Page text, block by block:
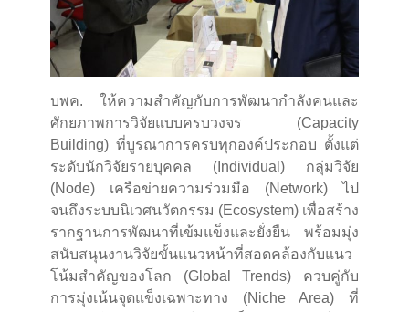
บพค. ให้ความสำคัญกับการพัฒนากำลังคนและ
ศักยภาพการวิจัยแบบครบวงจร (Capacity
Building) ที่บูรณาการครบทุกองค์ประกอบ ตั้งแต่
ระดับนักวิจัยรายบุคคล (Individual) กลุ่มวิจัย
(Node) เครือข่ายความร่วมมือ (Network) ไป
จนถึงระบบนิเวศนวัตกรรม (Ecosystem) เพื่อสร้าง
รากฐานการพัฒนาที่เข้มแข็งและยั่งยืน พร้อมมุ่ง
สนับสนุนงานวิจัยขั้นแนวหน้าที่สอดคล้องกับแนว
โน้มสำคัญของโลก (Global Trends) ควบคู่กับ
การมุ่งเน้นจุดแข็งเฉพาะทาง (Niche Area) ที่